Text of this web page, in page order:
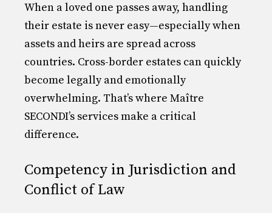
When a loved one passes away, handling
their estate is never easy—especially when
assets and heirs are spread across
countries. Cross-border estates can quickly
become legally and emotionally
overwhelming. That’s where Maître
SECONDI’s services make a critical
difference.
Competency in Jurisdiction and
Conflict of Law